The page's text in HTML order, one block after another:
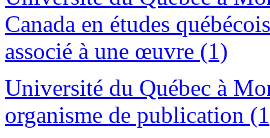
Canada en études
associé à une œuvre (1)
Université du Québec à
organisme de publication